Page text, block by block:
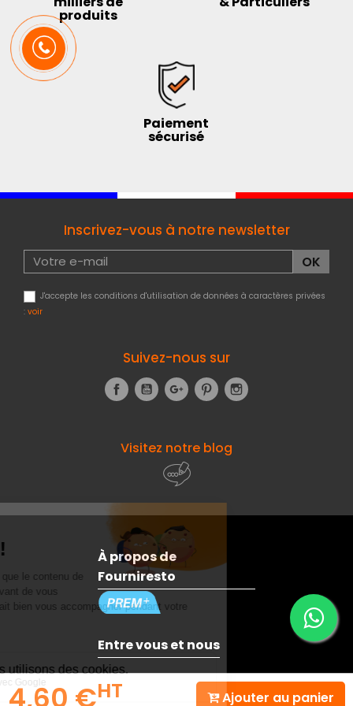
4,60 €HT Ajouter au panier
produits
Paiement
sécurisé
Inscrivez-vous à notre newsletter
J'accepte les conditions d'utilisation de données à caractères privées
: voir
Suivez-nous sur
FacebookYouTubeGoogle+Pinterest
Visitez notre blog
À propos de
Fourniresto
Entre vous et nous
Besoin d'aide ?